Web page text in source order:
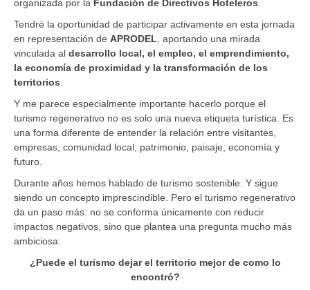
organizada por la Fundación de Directivos Hoteleros
Tendré la oportunidad de participar activamente en esta jornada
en representación de APRODEL , aportando una mirada
vinculada al desarrollo local, el empleo, el emprendimiento,
la economía de proximidad y la transformación de los
territorios
Y me parece especialmente importante hacerlo porque el
turismo regenerativo no es solo una nueva etiqueta turística. Es
una forma diferente de entender la relación entre visitantes,
empresas, comunidad local, patrimonio, paisaje, economía y
futuro.
Durante años hemos hablado de turismo sostenible. Y sigue
siendo un concepto imprescindible. Pero el turismo regenerativo
da un paso más: no se conforma únicamente con reducir
impactos negativos, sino que plantea una pregunta mucho más
ambiciosa:
¿Puede el turismo dejar el territorio mejor de como lo
encontró?